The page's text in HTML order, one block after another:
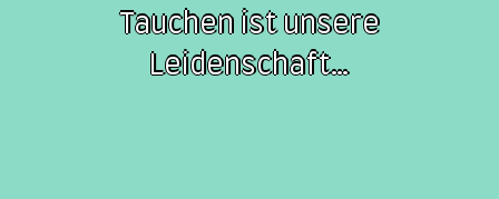
Tauchen ist unsere
Leidenschaft…